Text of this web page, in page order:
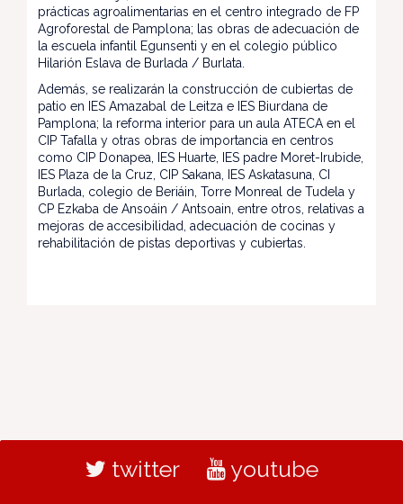
prácticas agroalimentarias en el centro integrado de FP
Agroforestal de Pamplona; las obras de adecuación de
la escuela infantil Egunsenti y en el colegio público
Hilarión Eslava de Burlada / Burlata.
Además, se realizarán la construcción de cubiertas de
patio en IES Amazabal de Leitza e IES Biurdana de
Pamplona; la reforma interior para un aula ATECA en el
CIP Tafalla y otras obras de importancia en centros
como CIP Donapea, IES Huarte, IES padre Moret-Irubide,
IES Plaza de la Cruz, CIP Sakana, IES Askatasuna, CI
Burlada, colegio de Beriáin, Torre Monreal de Tudela y
CP Ezkaba de Ansoáin / Antsoain, entre otros, relativas a
mejoras de accesibilidad, adecuación de cocinas y
rehabilitación de pistas deportivas y cubiertas.
twitter youtube